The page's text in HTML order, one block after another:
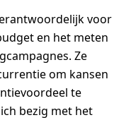
voor
en het meten
Ze
om kansen
te
bezig met het